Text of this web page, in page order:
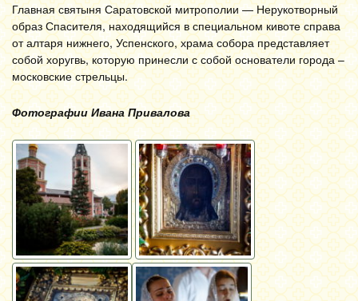
Главная святыня Саратовской митрополии — Нерукотворный
образ Спасителя, находящийся в специальном кивоте справа
от алтаря нижнего, Успенского, храма собора представляет
собой хоругвь, которую принесли с собой основатели города –
московские стрельцы.
Фотографии Ивана Привалова